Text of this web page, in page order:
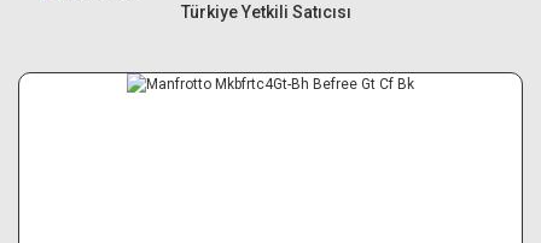
Türkiye Yetkili Satıcısı